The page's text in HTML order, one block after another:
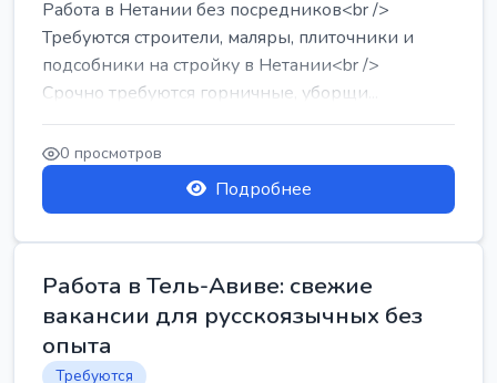
Работа в Нетании без посредников<br />
Требуются строители, маляры, плиточники и
подсобники на стройку в Нетании<br />
Срочно требуются горничные, уборщи...
0 просмотров
Подробнее
Работа в Тель-Авиве: свежие
вакансии для русскоязычных без
опыта
Требуются